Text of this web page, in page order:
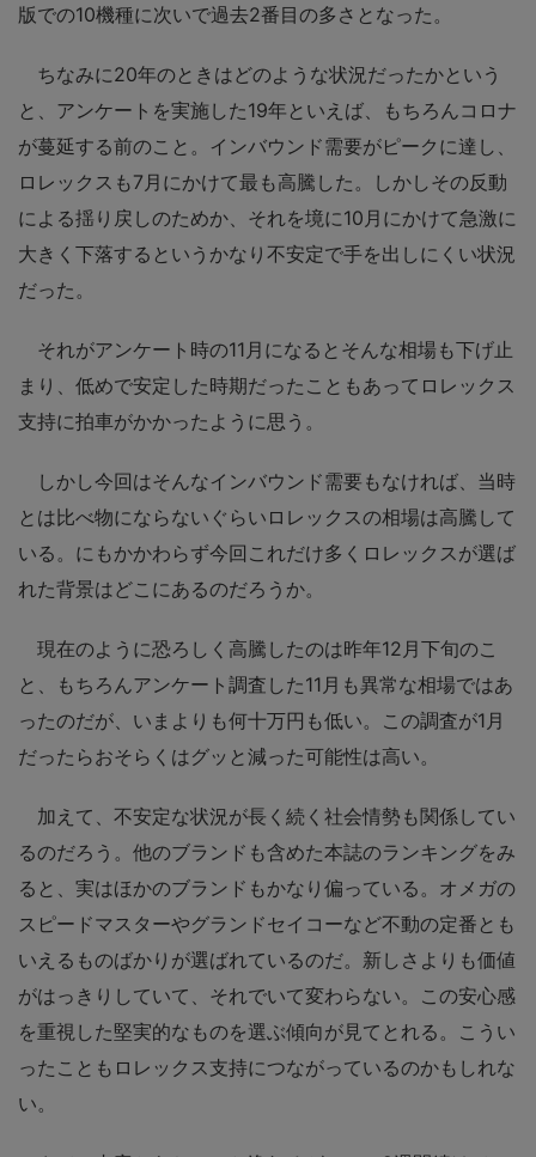
版での10機種に次いで過去2番目の多さとなった。
ちなみに20年のときはどのような状況だったかという
と、アンケートを実施した19年といえば、もちろんコロナ
が蔓延する前のこと。インバウンド需要がピークに達し、
ロレックスも7月にかけて最も高騰した。しかしその反動
による揺り戻しのためか、それを境に10月にかけて急激に
大きく下落するというかなり不安定で手を出しにくい状況
だった。
それがアンケート時の11月になるとそんな相場も下げ止
まり、低めで安定した時期だったこともあってロレックス
支持に拍車がかかったように思う。
しかし今回はそんなインバウンド需要もなければ、当時
とは比べ物にならないぐらいロレックスの相場は高騰して
いる。にもかかわらず今回これだけ多くロレックスが選ば
れた背景はどこにあるのだろうか。
現在のように恐ろしく高騰したのは昨年12月下旬のこ
と、もちろんアンケート調査した11月も異常な相場ではあ
ったのだが、いまよりも何十万円も低い。この調査が1月
だったらおそらくはグッと減った可能性は高い。
加えて、不安定な状況が長く続く社会情勢も関係してい
るのだろう。他のブランドも含めた本誌のランキングをみ
ると、実はほかのブランドもかなり偏っている。オメガの
スピードマスターやグランドセイコーなど不動の定番とも
いえるものばかりが選ばれているのだ。新しさよりも価値
がはっきりしていて、それでいて変わらない。この安心感
を重視した堅実的なものを選ぶ傾向が見てとれる。こうい
ったこともロレックス支持につながっているのかもしれな
い。